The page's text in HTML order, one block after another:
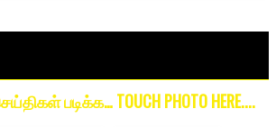
படிக்க… TOUCH PHOTO HERE....